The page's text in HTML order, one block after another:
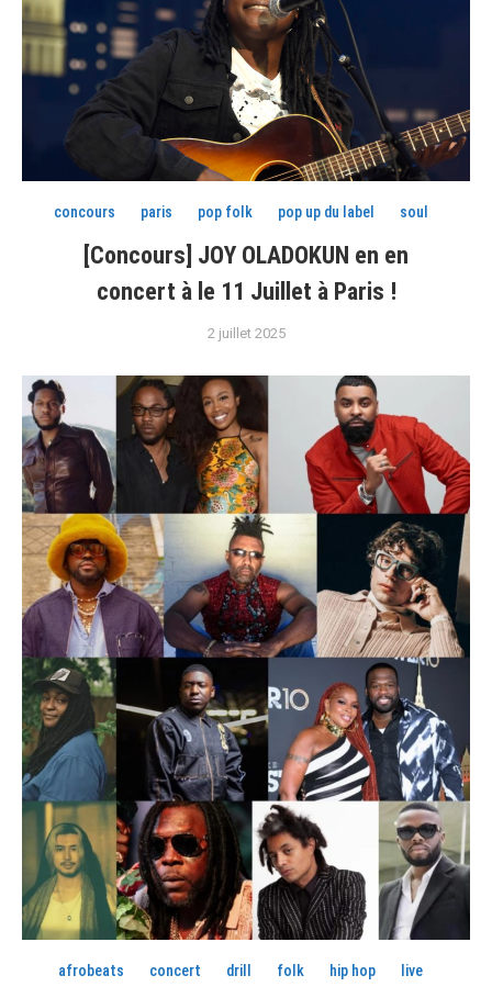
concours paris pop folk pop up du label soul
[Concours] JOY OLADOKUN en en
concert à le 11 Juillet à Paris !
2 juillet 2025
afrobeats concert drill folk hip hop live